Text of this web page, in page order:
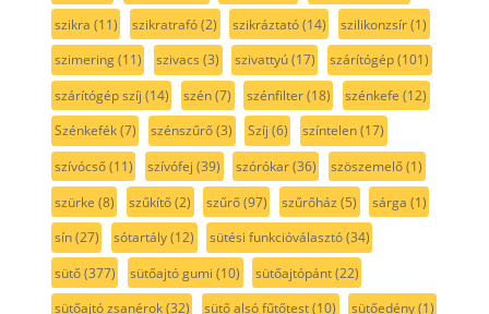
szikra (11) szikratrafó(2) szikráztató(14) szilikonzsír(1)
szimering(11) szivacs (3) szivattyú(17) szárítógép(101)
szárítógép szíj (14) szén(7) szénfilter(18) szénkefe (12)
Szénkefék(7) szénszűrő(3) Szíj (6) színtelen(17)
szívócső(11) szívófej (39) szórókar(36) szöszemelő(1)
szürke (8) szűkítő(2) szűrő(97) szűrőház (5) sárga (1)
sín(27) sótartály(12) sütési funkcióválasztó(34)
sütő(377) sütőajtó gumi (10) sütőajtópánt(22)
sütőajtó zsanérok(32) sütő alsó fűtőtest(10) sütőedény(1)